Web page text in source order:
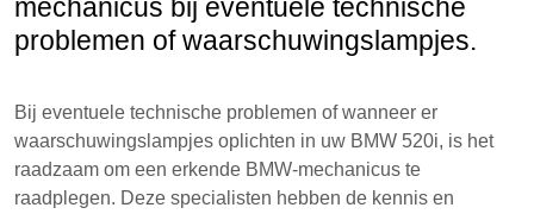
mechanicus bij eventuele technische
problemen of waarschuwingslampjes.
Bij eventuele technische problemen of wanneer er
waarschuwingslampjes oplichten in uw BMW 520i, is het
raadzaam om een erkende BMW-mechanicus te
raadplegen. Deze specialisten hebben de kennis en